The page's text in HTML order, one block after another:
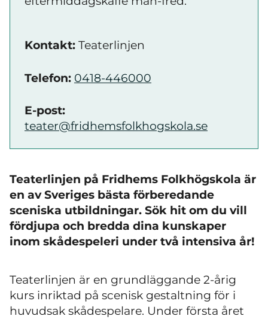
Kontakt: Teaterlinjen
Telefon: 0418-446000
E-post:
teater@fridhemsfolkhogskola.se
Teaterlinjen på Fridhems Folkhögskola är
en av Sveriges bästa förberedande
sceniska utbildningar. Sök hit om du vill
fördjupa och bredda dina kunskaper
inom skådespeleri under två intensiva år!
Teaterlinjen är en grundläggande 2-årig
kurs inriktad på scenisk gestaltning för i
huvudsak skådespelare. Under första året